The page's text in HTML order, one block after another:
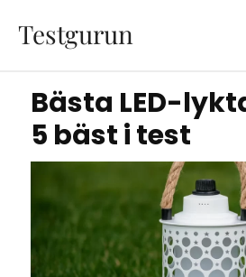
Testgurun
30/12/2025
Bästa LED-
5 bäst i test